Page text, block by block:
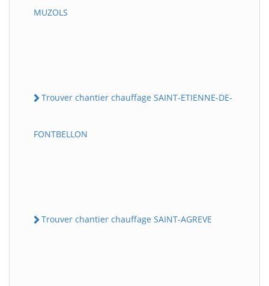
MUZOLS
Trouver chantier chauffage SAINT-ETIENNE-DE-
FONTBELLON
Trouver chantier chauffage SAINT-AGREVE